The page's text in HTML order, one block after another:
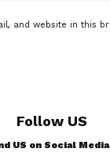
and website in this
Follow US
US on Social